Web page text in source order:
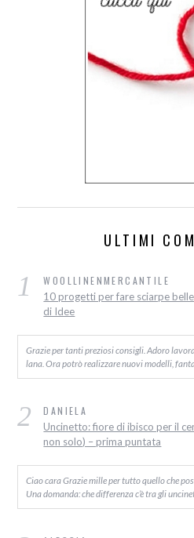
ULTIMI
1 WOOLLINENMERCANTILE
10 progetti per fare sciarpe
di Idee
Grazie per tanti preziosi consigli. Adoro
lana. Ora potrò realizzare nuovi modelli,
2 DANIELA
Uncinetto: fiore di ibisco per il
non solo) – prima puntata
Ciao cara Grazie mille per tutto quello che
Una domanda: che differenza c’è tra gli